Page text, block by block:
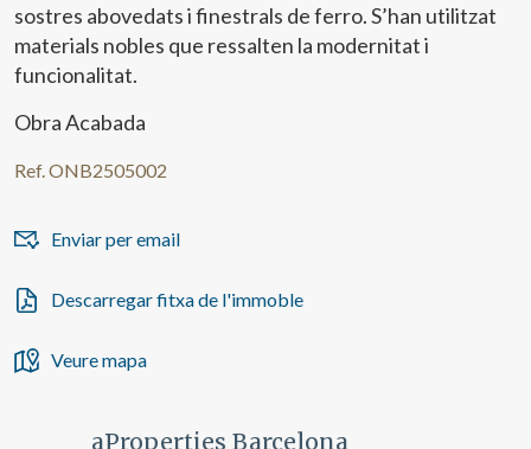
sostres abovedats i finestrals de ferro. S’han utilitzat
materials nobles que ressalten la modernitat i
funcionalitat.
Obra Acabada
Ref. ONB2505002
Enviar per email
Descarregar fitxa de l'immoble
Veure mapa
aProperties Barcelona